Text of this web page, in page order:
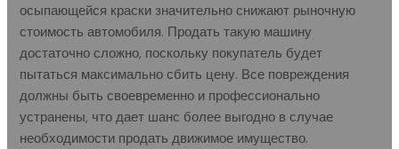
осыпающейся краски значительно снижают рыночную
стоимость автомобиля. Продать такую машину
достаточно сложно, поскольку покупатель будет
пытаться максимально сбить цену. Все повреждения
должны быть своевременно и профессионально
устранены, что дает шанс более выгодно в случае
необходимости продать движимое имущество.